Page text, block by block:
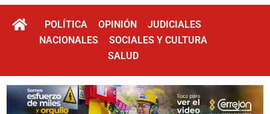
POLÍTICA OPINIÓN
JUDICIALES
NACIONALES
SOCIALES Y CULTURA
SALUD